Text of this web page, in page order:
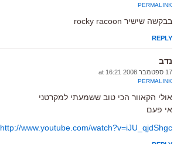
PERMALINK
בבקשה שישיר rocky racoon
REPLY
נדב
17 ספטמבר 2008 at 16:21
PERMALINK
אולי הקאוור הכי טוב ששמעתי למקרטני
אי פעם
http://www.youtube.com/watch?v=iJU_qjdShgc